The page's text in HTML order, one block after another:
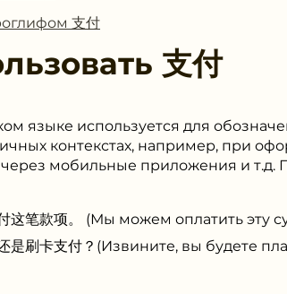
支付
支付
языке используется для
контекстах, например, при
через мобильные приложения и
这笔款项。 (Мы можем оплатить эту
是刷卡支付？(Извините, вы будете